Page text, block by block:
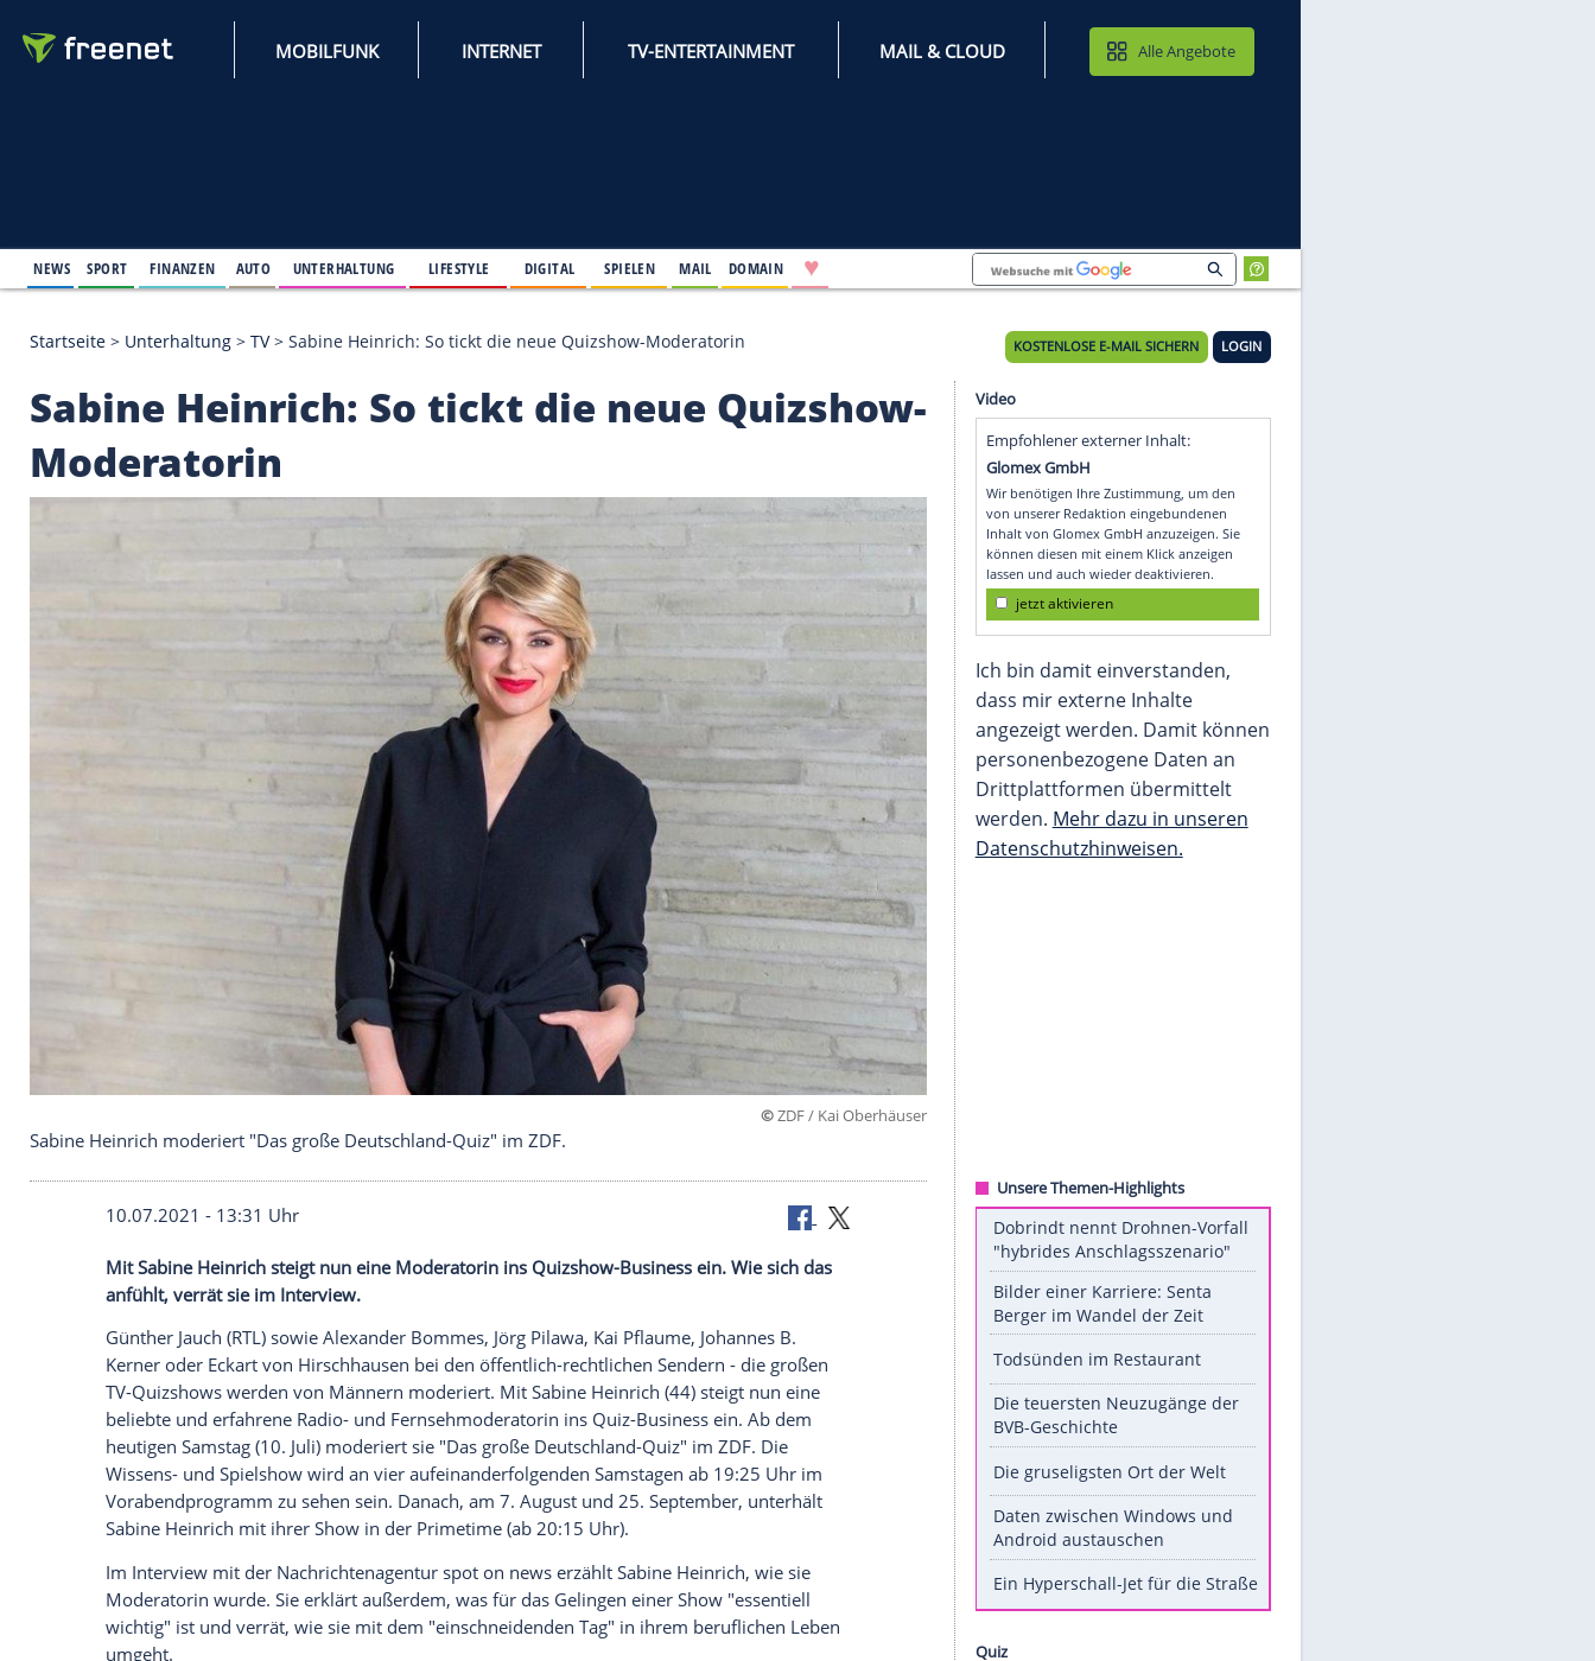
MOBILFUNK INTERNET TV-ENTERTAINMENT MAIL & CLOUD
KOSTENLOSE E-MAIL SICHERN
Startseite >Unterhaltung >TV >Sabine Heinrich: So tickt die neue Quizshow-Moderatorin
Sabine Heinrich: So tickt die neue Quizshow-
Moderatorin
ZDF / Kai Oberhäuser
Sabine Heinrich moderiert "Das große Deutschland-Quiz" im ZDF.
10.07.2021 - 13:31 Uhr
MitSabine Heinrichsteigt nun eine Moderatorin ins Quizshow-Business ein. Wie sich das
anfühlt, verrät sie im Interview.
Günther Jauch (RTL) sowieAlexander Bommes,Jörg Pilawa,Kai Pflaume
Johannes B.
Kerner
Eckart von Hirschhausen bei den öffentlich-rechtlichen Sendern - die großen
Empfohlener externer Inhalt:
Glomex GmbH
Wir benötigen Ihre Zustimmung, um den
von unserer Redaktion eingebundenen
Inhalt von Glomex GmbH anzuzeigen. Sie
können diesen mit einem Klick anzeigen
jetzt aktivieren
Ich bin damit einverstanden,
dass mir externe Inhalte
Dobrindt nennt Drohnen-Vorfall
"hybrides Anschlagsszenario"
Bilder einer Karriere: Senta
Berger im Wandel der Zeit